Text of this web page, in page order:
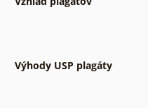
Výhody USP plagáty